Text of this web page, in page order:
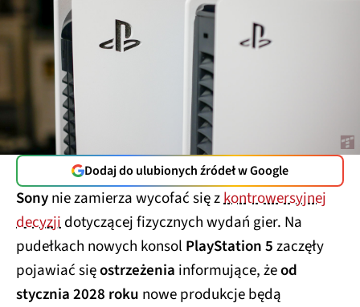
Dodaj do ulubionych źródeł w Google
Sonynie zamierza wycofać się zkontrowersyjnej
decyzjidotyczącej fizycznych wydań gier. Na
pudełkach nowych konsol PlayStation 5zaczęły
pojawiać sięostrzeżenia informujące, żeod
stycznia 2028 roku nowe produkcje będą